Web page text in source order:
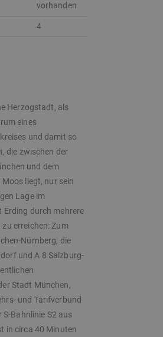
vorhanden
4
Herzogstadt, als
eines
und damit so
die zwischen der
und dem
liegt, nur sein
Lage im
Erding durch mehrere
erreichen: Zum
Nürnberg, die
und A 8 Salzburg-
Stadt München,
und Tarifverbund
S-Bahnlinie S2 aus
in circa 40 Minuten